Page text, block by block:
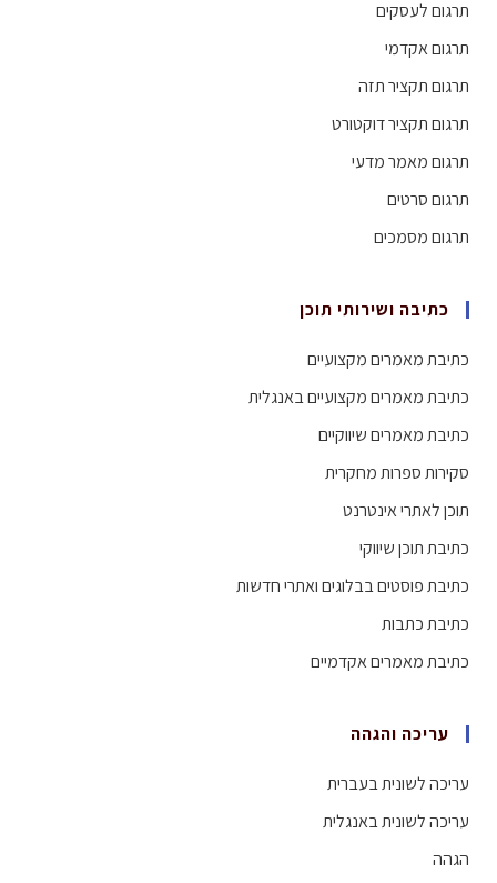
תרגום לעסקים
תרגום אקדמי
תרגום תקציר תזה
תרגום תקציר דוקטורט
תרגום מאמר מדעי
תרגום סרטים
תרגום מסמכים
כתיבה ושירותי תוכן
כתיבת מאמרים מקצועיים
כתיבת מאמרים מקצועיים באנגלית
כתיבת מאמרים שיווקיים
סקירות ספרות מחקרית
תוכן לאתרי אינטרנט
כתיבת תוכן שיווקי
כתיבת פוסטים בבלוגים ואתרי חדשות
כתיבת כתבות
כתיבת מאמרים אקדמיים
עריכה והגהה
עריכה לשונית בעברית
עריכה לשונית באנגלית
הגהה